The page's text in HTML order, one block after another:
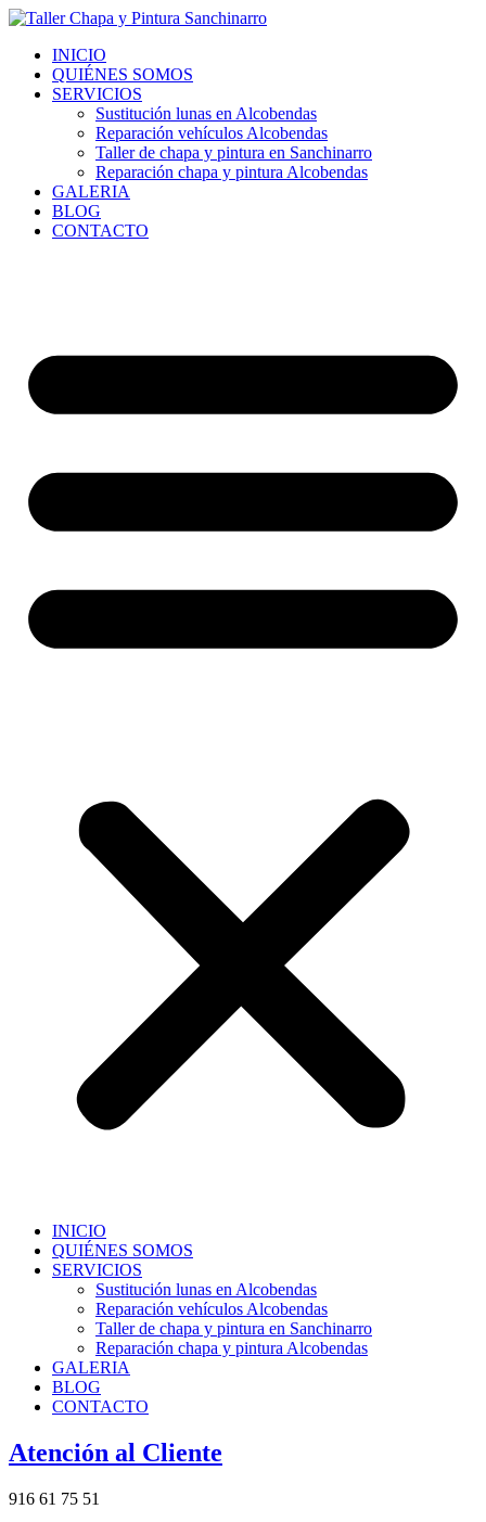
Ir
contenidoINICIO
QUIÉNES SOMOS
SERVICIOS
Sustitución lunas en Alcobendas
Reparación vehículos Alcobendas
Taller de chapa y pintura en Sanchinarro
Reparación chapa y pintura Alcobendas
GALERIA
BLOG
CONTACTO
INICIO
QUIÉNES SOMOS
SERVICIOS
Sustitución lunas en Alcobendas
Reparación vehículos Alcobendas
Taller de chapa y pintura en Sanchinarro
Reparación chapa y pintura Alcobendas
GALERIA
BLOG
CONTACTO
Atención al Cliente
916 61 75 51